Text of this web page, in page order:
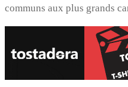
communs aux plus grands